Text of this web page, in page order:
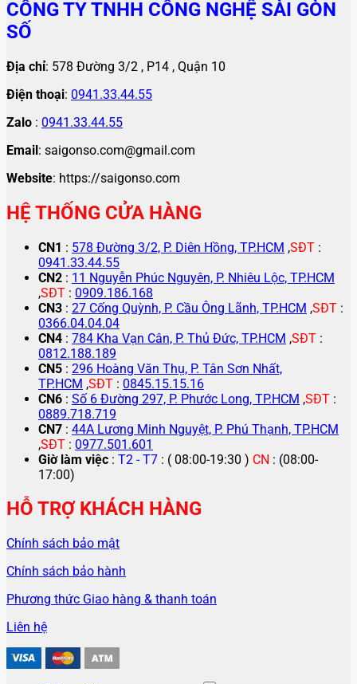
CÔNG TY TNHH CÔNG NGHỆ SÀI GÒN
SỐ
Địa chỉ: 578 Đường 3/2 , P14 , Quận 10
Điện thoại: 0941.33.44.55
Zalo : 0941.33.44.55
Email: saigonso.com@gmail.com
Website: https://saigonso.com
HỆ THỐNG CỬA HÀNG
CN1 : 578 Đường 3/2, P. Diên Hồng, TP.HCM ,SĐT :
0941.33.44.55
CN2 : 11 Nguyễn Phúc Nguyên, P. Nhiêu Lộc, TP.HCM
,SĐT : 0909.186.168
CN3 : 27 Cống Quỳnh, P. Cầu Ông Lãnh, TP.HCM ,SĐT :
0366.04.04.04
CN4 : 784 Kha Vạn Cân, P. Thủ Đức, TP.HCM ,SĐT :
0812.188.189
CN5 : 296 Hoàng Văn Thụ, P. Tân Sơn Nhất,
TP.HCM ,SĐT : 0845.15.15.16
CN6 : Số 6 Đường 297, P. Phước Long, TP.HCM ,SĐT :
0889.718.719
CN7 : 44A Lương Minh Nguyệt, P. Phú Thạnh, TP.HCM
,SĐT : 0977.501.601
Giờ làm việc : T2 - T7 : ( 08:00-19:30 ) CN : (08:00-
17:00)
HỖ TRỢ KHÁCH HÀNG
Chính sách bảo mật
Chính sách bảo hành
Phương thức Giao hàng & thanh toán
Liên hệ